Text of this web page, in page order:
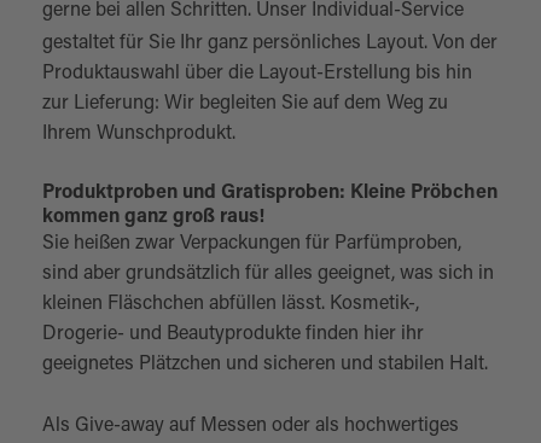
gerne bei allen Schritten. Unser Individual-Service
gestaltet für Sie Ihr ganz persönliches Layout. Von der
Produktauswahl über die Layout-Erstellung bis hin
zur Lieferung: Wir begleiten Sie auf dem Weg zu
Ihrem Wunschprodukt.
Produktproben und Gratisproben: Kleine Pröbchen
kommen ganz groß raus!
Sie heißen zwar Verpackungen für Parfümproben,
sind aber grundsätzlich für alles geeignet, was sich in
kleinen Fläschchen abfüllen lässt. Kosmetik-,
Drogerie- und Beautyprodukte finden hier ihr
geeignetes Plätzchen und sicheren und stabilen Halt.
Als Give-away auf Messen oder als hochwertiges